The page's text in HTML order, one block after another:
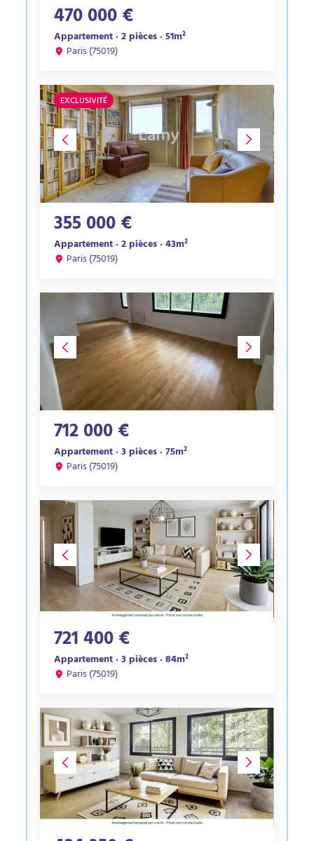
470 000 €
Appartement · 2 pièces · 51m²
Paris (75019)
EXCLUSIVITÉ
355 000 €
Appartement · 2 pièces · 43m²
Paris (75019)
712 000 €
Appartement · 3 pièces · 75m²
Paris (75019)
721 400 €
Appartement · 3 pièces · 84m²
Paris (75019)